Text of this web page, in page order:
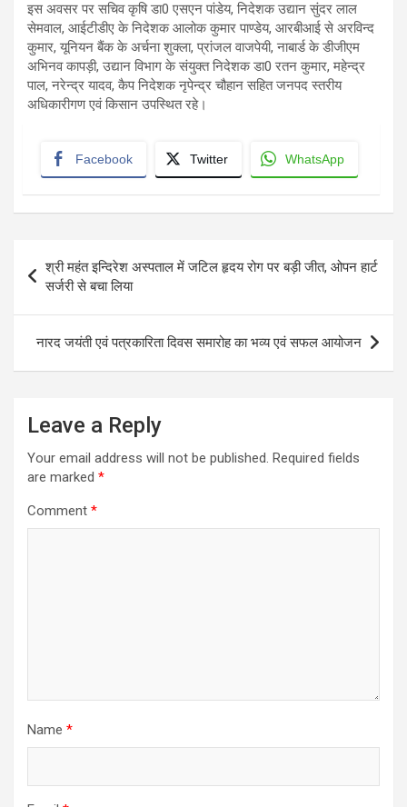
इस अवसर पर सचिव कृषि डा0 एसएन पांडेय, निदेशक उद्यान सुंदर लाल
सेमवाल, आईटीडीए के निदेशक आलोक कुमार पाण्डेय, आरबीआई से अरविन्द
कुमार, यूनियन बैंक के अर्चना शुक्ला, प्रांजल वाजपेयी, नाबार्ड के डीजीएम
अभिनव कापड़ी, उद्यान विभाग के संयुक्त निदेशक डा0 रतन कुमार, महेन्द्र
पाल, नरेन्द्र यादव, कैप निदेशक नृपेन्द्र चौहान सहित जनपद स्तरीय
अधिकारीगण एवं किसान उपस्थित रहे।
Facebook Twitter WhatsApp
Post
navigation
श्री महंत इन्दिरेश अस्पताल में जटिल हृदय रोग पर बड़ी जीत, ओपन हार्ट
सर्जरी से बचा लिया
नारद जयंती एवं पत्रकारिता दिवस समारोह का भव्य एवं सफल आयोजन
Leave a Reply
Your email address will not be published. Required fields
are marked *
Comment *
Name *